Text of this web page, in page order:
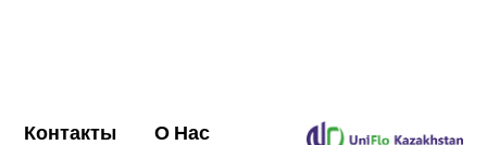
О Нас
Контакты